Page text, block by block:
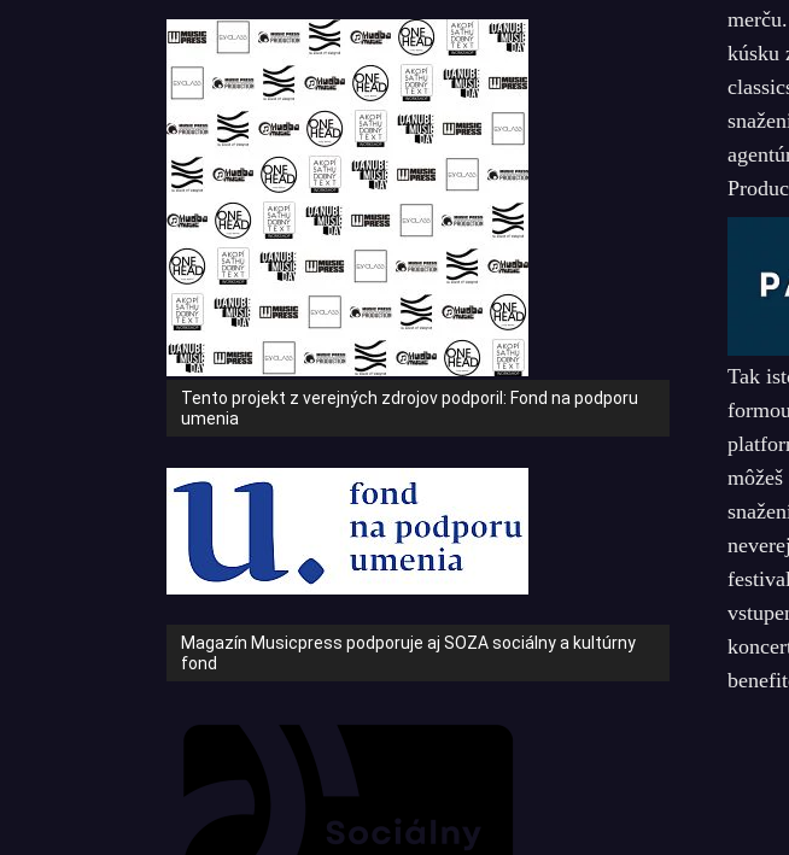
Tento projekt z verejných zdrojov podporil: Fond na podporu
umenia
Magazín Musicpress podporuje aj SOZA sociálny a kultúrny
fond
kúsku
Tak